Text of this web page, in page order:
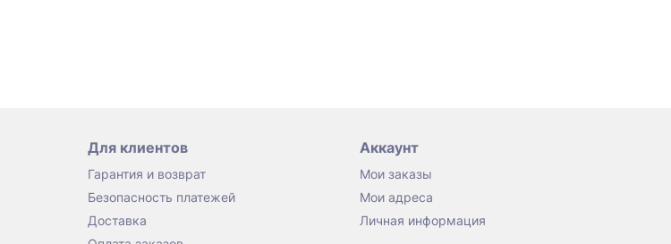
Для клиентов
Гарантия и возврат
Безопасность платежей
Доставка
Аккаунт
Мои заказы
Мои адреса
Личная информация